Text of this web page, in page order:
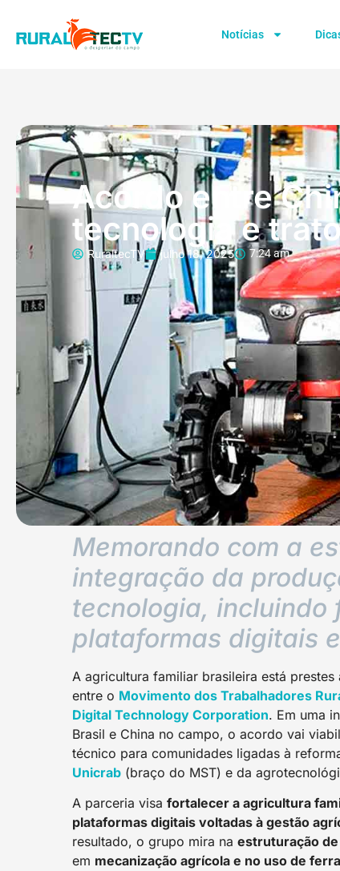
Notícias
Acordo entre
tecnologia e
RuraltecTV julho 18, 2025 7:24 am
Memorando com a
integração da
tecnologia, incluindo
plataformas digitais
A agricultura familiar brasileira está
entre o Movimento dos Trabalhadores
Digital Technology Corporation. Em uma
Brasil e China no campo, o acordo vai
técnico para comunidades ligadas à
Unicrab (braço do MST) e da
A parceria visa fortalecer a agricultura
plataformas digitais voltadas à gestão
resultado, o grupo mira na estruturação
em mecanização agrícola e no uso de